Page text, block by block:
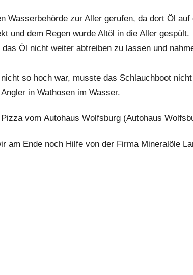
Wasserbehörde zur Aller gerufen, da dort Öl
und dem Regen wurde Altöl in die Aller gespült.
Öl nicht weiter abtreiben zu lassen und
so hoch war, musste das Schlauchboot
in Wathosen im Wasser.
vom Autohaus Wolfsburg (Autohaus
am Ende noch Hilfe von der Firma Mineralöle